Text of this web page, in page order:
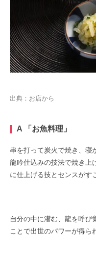
出典：お店から
A 「お魚料理」
串を打って炭火で焼き、寝
龍吟仕込みの技法で焼き上
に仕上げる技とセンスがす
自分の中に潜む、龍を呼び
ことで出世のパワーが得ら